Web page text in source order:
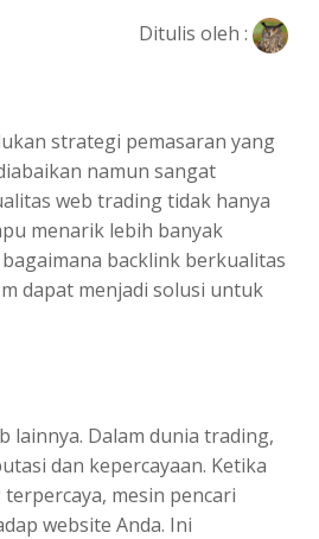
Ditulis oleh :
strategi pemasaran yang
namun sangat
web tradingtidak hanya
menarik lebih banyak
backlink berkualitas
dapat menjadi solusi untuk
lainnya. Dalam dunia trading,
dan kepercayaan. Ketika
mesin pencari
website Anda. Ini